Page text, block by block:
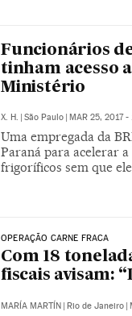
Funcionários
tinham acesso
Ministério
X. H. São Paulo MAR 25, 2017 -
Uma empregada da
Paraná para acelerar
frigoríficos sem que
OPERAÇÃO CARNE FRACA
Com 18
fiscais avisam:
MARÍA MARTÍN | Rio de Janeiro |